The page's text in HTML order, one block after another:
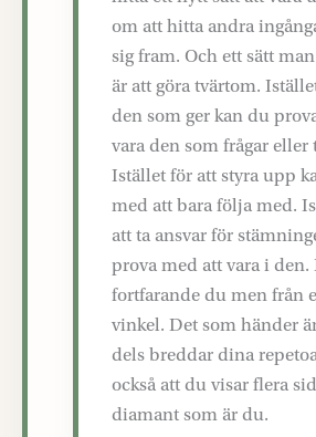
om att hitta andra
sig fram. Och ett sätt
är att göra tvärtom.
den som ger kan du
vara den som frågar eller
Istället för att styra upp
med att bara följa med.
att ta ansvar för
prova med att vara i den.
fortfarande du men från
vinkel. Det som händer
dels breddar dina
också att du visar flera
diamant som är du.